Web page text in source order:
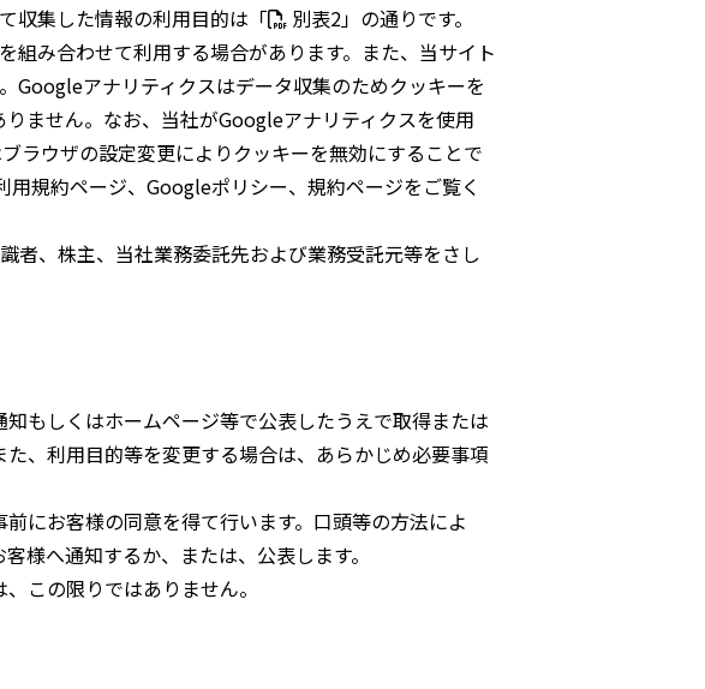
収集した情報の利用目的は「
別表2」の通りです。
組み合わせて利用する場合があります。また、当サイト
Googleアナリティクスはデータ収集のためクッキーを
ません。なお、当社がGoogleアナリティクスを使用
ラウザの設定変更によりクッキーを無効にすることで
規約ページ、Googleポリシー、規約ページをご覧く
者、株主、当社業務委託先および業務受託元等をさし
もしくはホームページ等で公表したうえで取得または
、利用目的等を変更する場合は、あらかじめ必要事項
にお客様の同意を得て行います。口頭等の方法によ
様へ通知するか、または、公表します。
この限りではありません。